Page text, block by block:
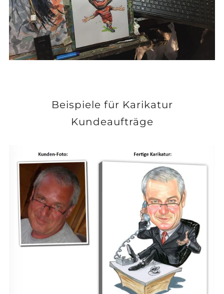
Beispiele für Karikatur
Kundeaufträge